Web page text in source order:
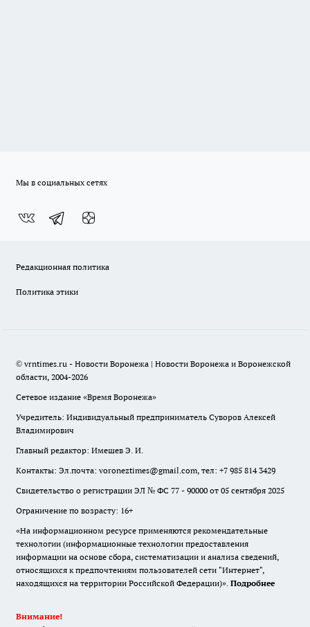
Мы в социальных сетях
Редакционная политика
Политика этики
© vrntimes.ru - Новости Воронежа | Новости Воронежа и Воронежской
области, 2004-2026
Сетевое издание «Время Воронежа»
Учредитель: Индивидуальный предприниматель Суворов Алексей
Владимирович
Главный редактор: Имешев Э. И.
Контакты: Эл.почта: voroneztimes@gmail.com, тел: +7 985 814 3429
Свидетельство о регистрации ЭЛ № ФС 77 - 90000 от 05 сентября 2025
Ограничение по возрасту: 16+
«На информационном ресурсе применяются рекомендательные
технологии (информационные технологии предоставления
информации на основе сбора, систематизации и анализа сведений,
относящихся к предпочтениям пользователей сети "Интернет",
находящихся на территории Российской Федерации)». Подробнее
Внимание!